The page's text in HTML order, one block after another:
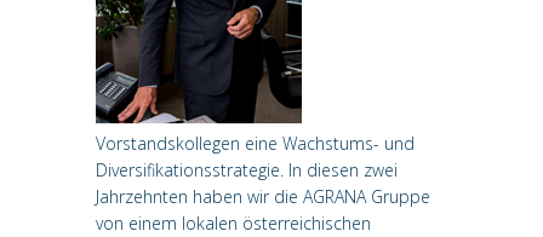
Vorstandskollegen eine Wachstums- und
Diversifikationsstrategie. In diesen zwei
Jahrzehnten haben wir die AGRANA Gruppe
von einem lokalen österreichischen